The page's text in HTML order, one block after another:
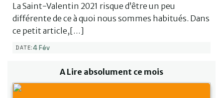
La Saint-Valentin 2021 risque d’être un peu
différente de ce à quoi nous sommes habitués. Dans
ce petit article,[…]
DATE:4 Fév
A Lire absolument ce mois